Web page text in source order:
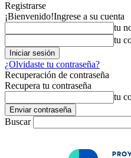
Registrarse
¡Bienvenido!Ingrese a su cuenta
tu
tu
¿Olvidaste tu contraseña?
Recuperación de contraseña
Recupera tu contraseña
tu
Buscar